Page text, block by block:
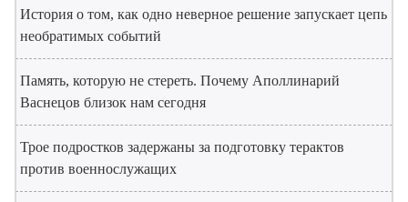
История о том, как одно неверное решение запускает цепь
необратимых событий
Память, которую не стереть. Почему Аполлинарий
Васнецов близок нам сегодня
Трое подростков задержаны за подготовку терактов
против военнослужащих